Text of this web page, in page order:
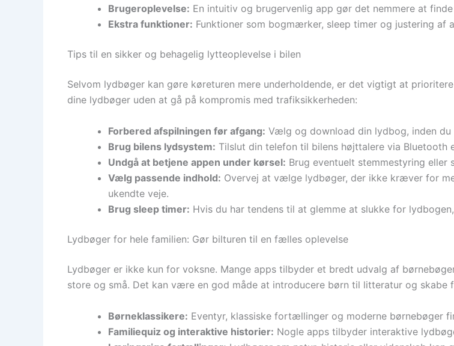
Brugeroplevelse: En intuitiv og brugervenlig app gør det nemmere at
Ekstra funktioner: Funktioner som bogmærker, sleep timer og justering af
Tips til en sikker og behagelig lytteoplevelse i bilen
Selvom lydbøger kan gøre køreturen mere underholdende, er det vigtigt at
dine lydbøger uden at gå på kompromis med trafiksikkerheden:
Forbered afspilningen før afgang: Vælg og download din lydbog, inden
Brug bilens lydsystem: Tilslut din telefon til bilens højttalere via Bluetooth
Undgå at betjene appen under kørsel: Brug eventuelt stemmestyring
Vælg passende indhold: Overvej at vælge lydbøger, der ikke kræver for
ukendte veje.
Brug sleep timer: Hvis du har tendens til at glemme at slukke for
Lydbøger for hele familien: Gør bilturen til en fælles oplevelse
Lydbøger er ikke kun for voksne. Mange apps tilbyder et bredt udvalg af
store og små. Det kan være en god måde at introducere børn til litteratur og
Børneklassikere: Eventyr, klassiske fortællinger og moderne børnebøger
Familiequiz og interaktive historier: Nogle apps tilbyder interaktive